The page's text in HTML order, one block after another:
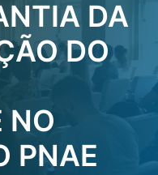
DA
DO
NO
PNAE